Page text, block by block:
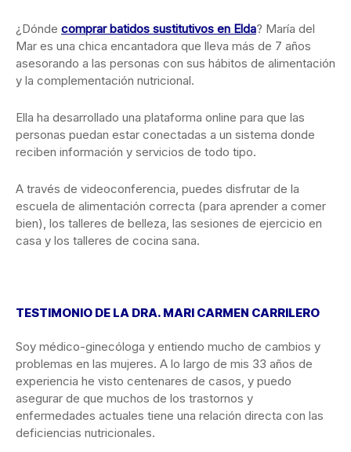
¿Dónde comprar batidos sustitutivos en Elda? María del
Mar es una chica encantadora que lleva más de 7 años
asesorando a las personas con sus hábitos de alimentación
y la complementación nutricional.
Ella ha desarrollado una plataforma online para que las
personas puedan estar conectadas a un sistema donde
reciben información y servicios de todo tipo.
A través de videoconferencia, puedes disfrutar de la
escuela de alimentación correcta (para aprender a comer
bien), los talleres de belleza, las sesiones de ejercicio en
casa y los talleres de cocina sana.
TESTIMONIO DE LA DRA. MARI CARMEN CARRILERO
Soy médico-ginecóloga y entiendo mucho de cambios y
problemas en las mujeres. A lo largo de mis 33 años de
experiencia he visto centenares de casos, y puedo
asegurar de que muchos de los trastornos y
enfermedades actuales tiene una relación directa con las
deficiencias nutricionales.